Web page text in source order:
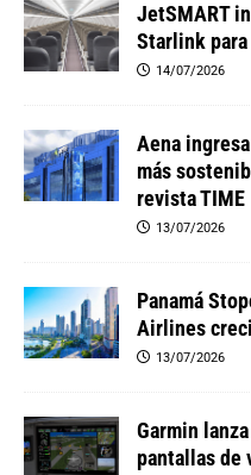
JetSMART
Starlink
14/07/2026
Aena
más
revista TIME
13/07/2026
Panamá
Airlines
13/07/2026
Garmin
pantallas de